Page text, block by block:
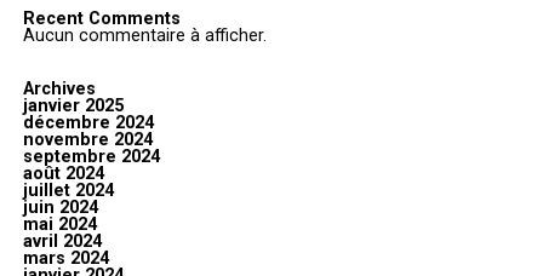
Recent Comments
Aucun commentaire à afficher.
Archives
janvier 2025
décembre 2024
novembre 2024
septembre 2024
août 2024
juillet 2024
juin 2024
mai 2024
avril 2024
mars 2024